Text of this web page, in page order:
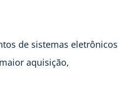
de sistemas eletrônicos
aquisição,